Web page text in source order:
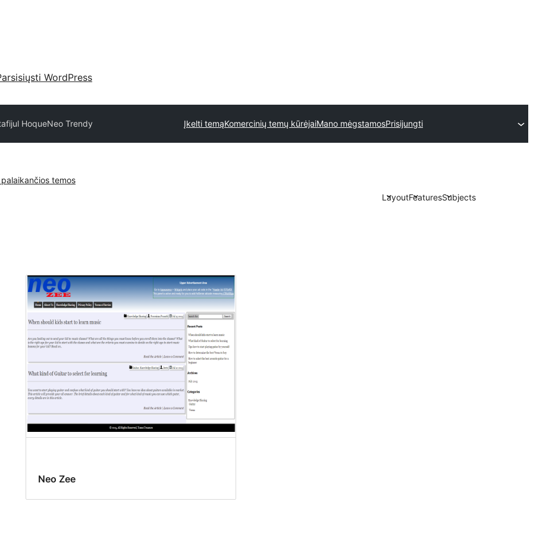
WordPress
HoqueNeo Trendy Įkelti temąKomercinių temų kūrėjaiMano mėgstamosPrisijungti
palaikančios temos
LayoutFeaturesSubjects
Neo Zee